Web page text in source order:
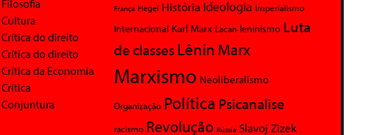
Filosofia
Cultura
Crítica do direito
Crítica do direito
Crítica da Economia
Crítica
Conjuntura
França Hegel História Ideologia Imperialismo
Internacional Karl Marx Lacan leninismo Luta
de classesLênin Marx
Marxismo Neoliberalismo
Organização Política Psicanalise
racismo Revolução Rússia Slavoj Zizek